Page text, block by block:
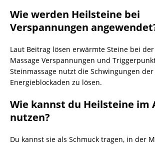
Wie werden Heilsteine bei
Verspannungen
Laut Beitrag lösen erwärmte Steine bei
Massage Verspannungen und
Steinmassage nutzt die Schwingungen der
Energieblockaden zu lösen.
Wie kannst du Heilsteine im
nutzen?
Du kannst sie als Schmuck tragen, in der